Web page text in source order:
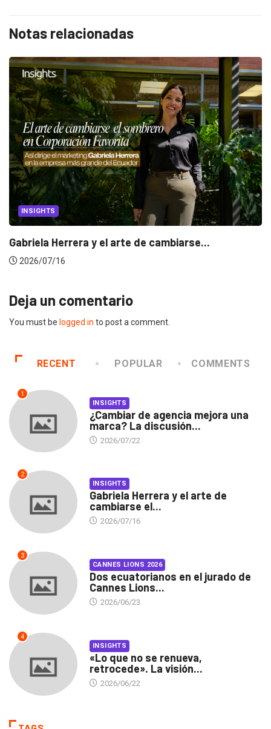
Notas relacionadas
INSIGHTS
Gabriela Herrera y el arte de cambiarse...
2026/07/16
Deja un comentario
You must be logged in to post a comment.
RECENT POPULAR COMMENTS
1
INSIGHTS
¿Cambiar de agencia mejora una
marca? La discusión...
2026/07/22
2
INSIGHTS
Gabriela Herrera y el arte de
cambiarse el...
2026/07/16
3
CANNES LIONS 2026
Dos ecuatorianos en el jurado de
Cannes Lions...
2026/06/23
4
INSIGHTS
«Lo que no se renueva,
retrocede». La visión...
2026/06/22